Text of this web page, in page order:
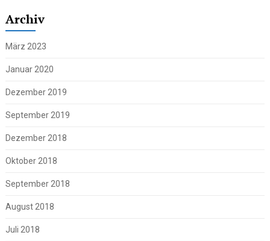
Archiv
März 2023
Januar 2020
Dezember 2019
September 2019
Dezember 2018
Oktober 2018
September 2018
August 2018
Juli 2018